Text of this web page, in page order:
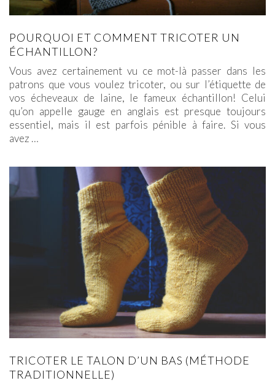
POURQUOI ET COMMENT TRICOTER UN
ÉCHANTILLON?
Vous avez certainement vu ce mot-là passer dans les
patrons que vous voulez tricoter, ou sur l’étiquette de
vos écheveaux de laine, le fameux échantillon! Celui
qu’on appelle gauge en anglais est presque toujours
essentiel, mais il est parfois pénible à faire. Si vous
avez …
TRICOTER LE TALON D’UN BAS (MÉTHODE
TRADITIONNELLE)